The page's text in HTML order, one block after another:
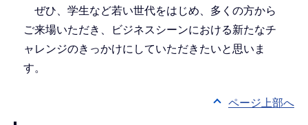
ぜひ、学生など若い世代をはじめ、多くの方から
ご来場いただき、ビジネスシーンにおける新たなチ
ャレンジのきっかけにしていただきたいと思いま
す。
ページ上部へ